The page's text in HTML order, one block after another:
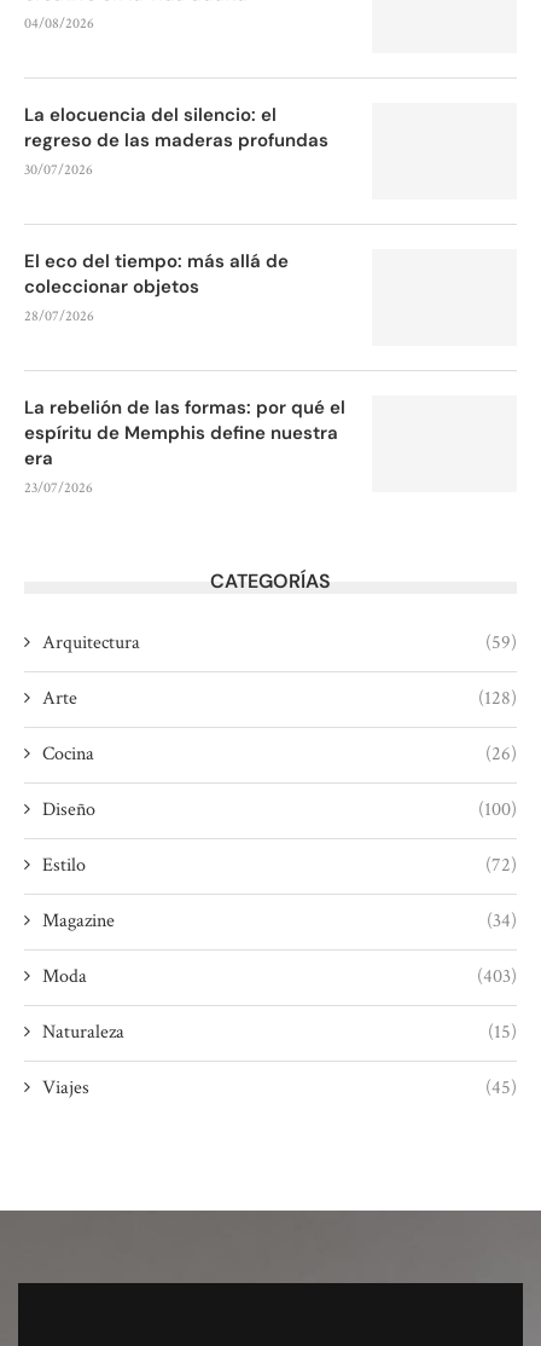
04/08/2026
La elocuencia del silencio: el
regreso de las maderas profundas
30/07/2026
El eco del tiempo: más allá de
coleccionar objetos
28/07/2026
La rebelión de las formas: por qué el
espíritu de Memphis define nuestra
era
23/07/2026
CATEGORÍAS
Arquitectura (59)
Arte (128)
Cocina (26)
Diseño (100)
Estilo (72)
Magazine (34)
Moda (403)
Naturaleza (15)
Viajes (45)